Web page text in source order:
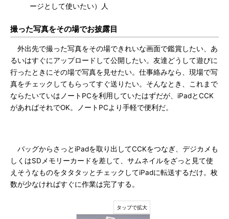
ージとして使いたい）人
撮った写真をその場でお披露目
外出先で撮った写真をその場できれいな画面で鑑賞したい、あ
るいはすぐにアップロードして公開したい。友達どうして遊びに
行ったときにその場で写真を見せたい。仕事絡みなら、現場で写
真をチェックしてもらってすぐ送りたい。そんなとき、これまで
ならたいていはノートPCを利用していたはずだが、iPadとCCK
があればそれでOK。ノートPCより手軽で便利だ。
バッグからさっとiPadを取り出してCCKをつなぎ、デジカメも
しくはSDメモリーカードを差して、サムネイルをざっと見て使
えそうなものをタタタッとチェックしてiPadに転送するだけ。枚
数が少なければすぐに作業は完了する。